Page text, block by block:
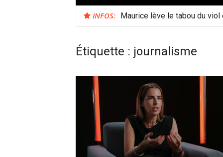
INFOS: Maurice lève le tabou du viol
Étiquette : journalisme